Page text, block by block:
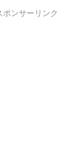
ポンサーリンク